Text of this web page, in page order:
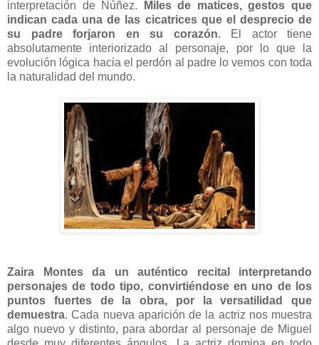
interpretación de Núñez.
Miles de matices, gestos que
indican cada una de las cicatrices que el desprecio de
su padre forjaron en su corazón. El actor tiene
absolutamente interiorizado al personaje, por lo que la
evolución lógica hacia el perdón al padre lo vemos con toda
la naturalidad del mundo.
Zaira Montes da un auténtico recital interpretando
personajes de todo tipo, convirtiéndose en uno de los
puntos fuertes de la obra, por la versatilidad que
demuestra. Cada nueva aparición de la actriz nos muestra
algo nuevo y distinto, para abordar al personaje de Miguel